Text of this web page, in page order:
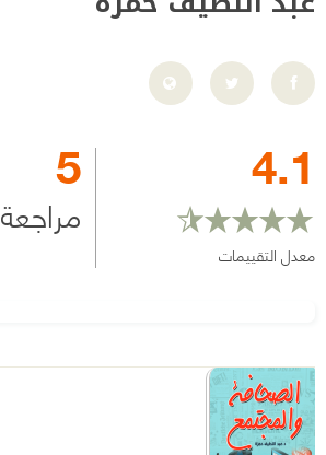
4.1
معدل التقييمات
5
مراجعة